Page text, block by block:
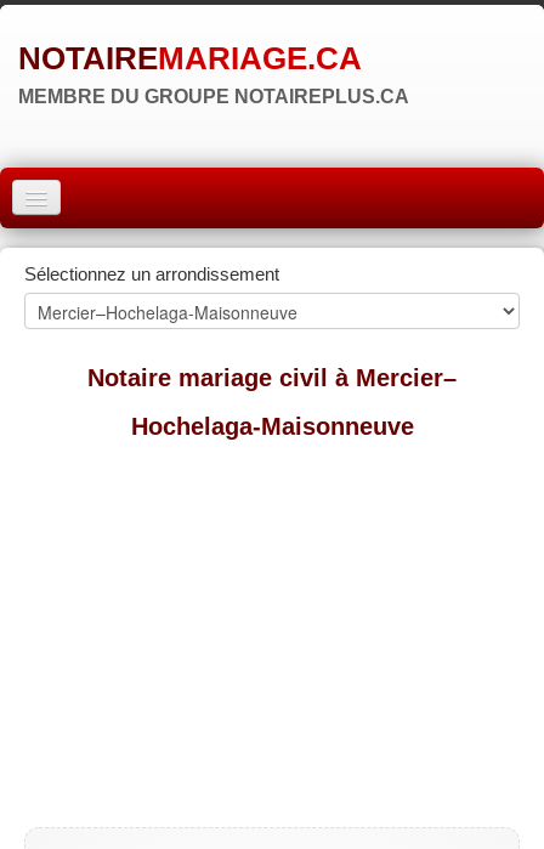
NOTAIREMARIAGE.CA
MEMBRE DU GROUPE NOTAIREPLUS.CA
ACCUEIL
MONTRÉAL
QUÉBEC
Sélectionnez un arrondissement
Notaire mariage civil à Mercier–
Hochelaga-Maisonneuve